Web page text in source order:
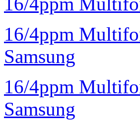
16/4ppm
Samsung
16/4ppm
Samsung